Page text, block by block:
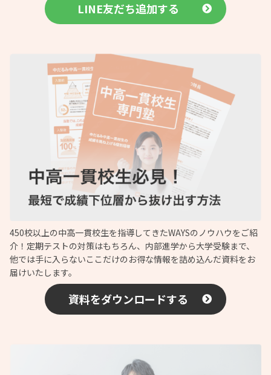
LINE友だち追加する
450校以上の中高一貫校生を指導してきたWAYSのノウハウをご紹
介！定期テストの対策はもちろん、内部進学から大学受験まで、
他では手に入らないここだけのお得な情報を詰め込んだ資料をお
届けいたします。
資料をダウンロードする